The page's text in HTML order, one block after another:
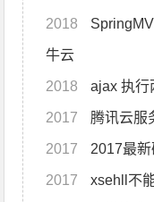
2018
牛云
2018 ajax 执行
2017 腾讯云服
2017 2017最
2017 xsehll不